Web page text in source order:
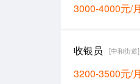
3000-4000元/月
收银员 [中和街道]
3200-3500元/月